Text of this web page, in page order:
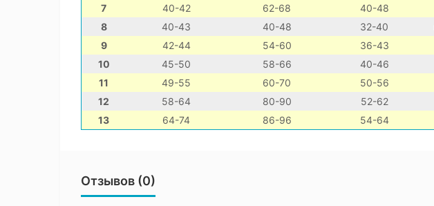
7
40-42 62-68 40-48
8
40-43 40-48 32-40
9
42-44 54-60 36-43
10
45-50 58-66 40-46
11
49-55 60-70 50-56
12
58-64 80-90 52-62
13
64-74 86-96 54-64
Отзывов (0)